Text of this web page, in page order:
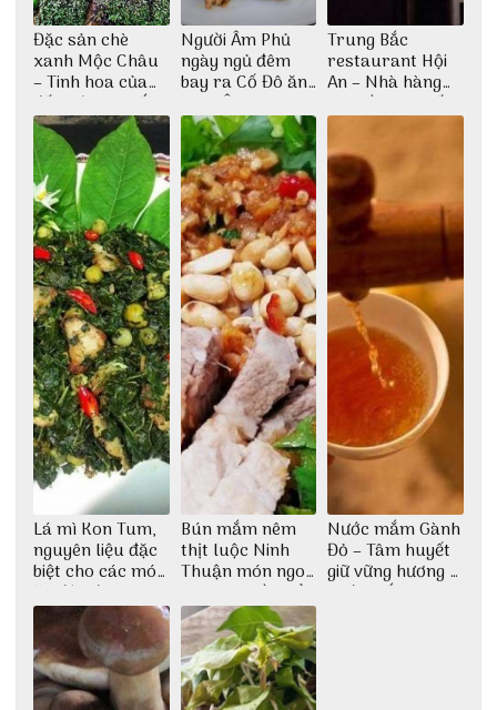
Đặc sản chè
xanh Mộc Châu
– Tinh hoa của
đất trời Tây Bắc
Người Âm Phủ
ngày ngủ đêm
bay ra Cố Đô ăn
Cơm Âm Phủ
Huế
Trung Bắc
restaurant Hội
An – Nhà hàng
cao lầu có thiết
kế vô cùng ấn
tượng giữa lòng
phố Hội
Lá mì Kon Tum,
nguyên liệu đặc
biệt cho các món
ăn độc đáo
Bún mắm nêm
thịt luộc Ninh
Thuận món ngon
dân dã miền biển
Nước mắm Gành
Đỏ – Tâm huyết
giữ vững hương vị
nước mắm sau